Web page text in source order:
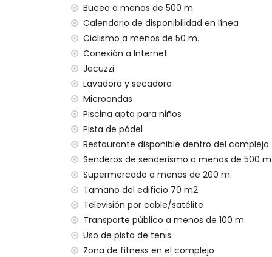
El edificio donde se encuentra el
El alojamiento es muy adecuado para
Instalaciones y servicios privados
aspiradora y plancha y tabla de planchar
ropa de cama y toallas
servicio de emergencia 24 horas
calefacción por aire
Instalaciones y servicios comunitarios
jacuzzi exterior
Instalaciones y servicios privados con
servicio de transporte al aeropuerto
Instalaciones/servicios comunitarios con
zona de fitness, pista de tenis y pista de
Buceo a menos de 500 m.
Calendario de disponibilidad en línea
Ciclismo a menos de 50 m.
Conexión a Internet
Jacuzzi
Lavadora y secadora
Microondas
Piscina apta para niños
Pista de pádel
Restaurante disponible dentro del complejo
Senderos de senderismo a menos de 500 m.
Supermercado a menos de 200 m.
Tamaño del edificio 70 m2.
Televisión por cable/satélite
Transporte público a menos de 100 m.
Uso de pista de tenis
Zona de fitness en el complejo